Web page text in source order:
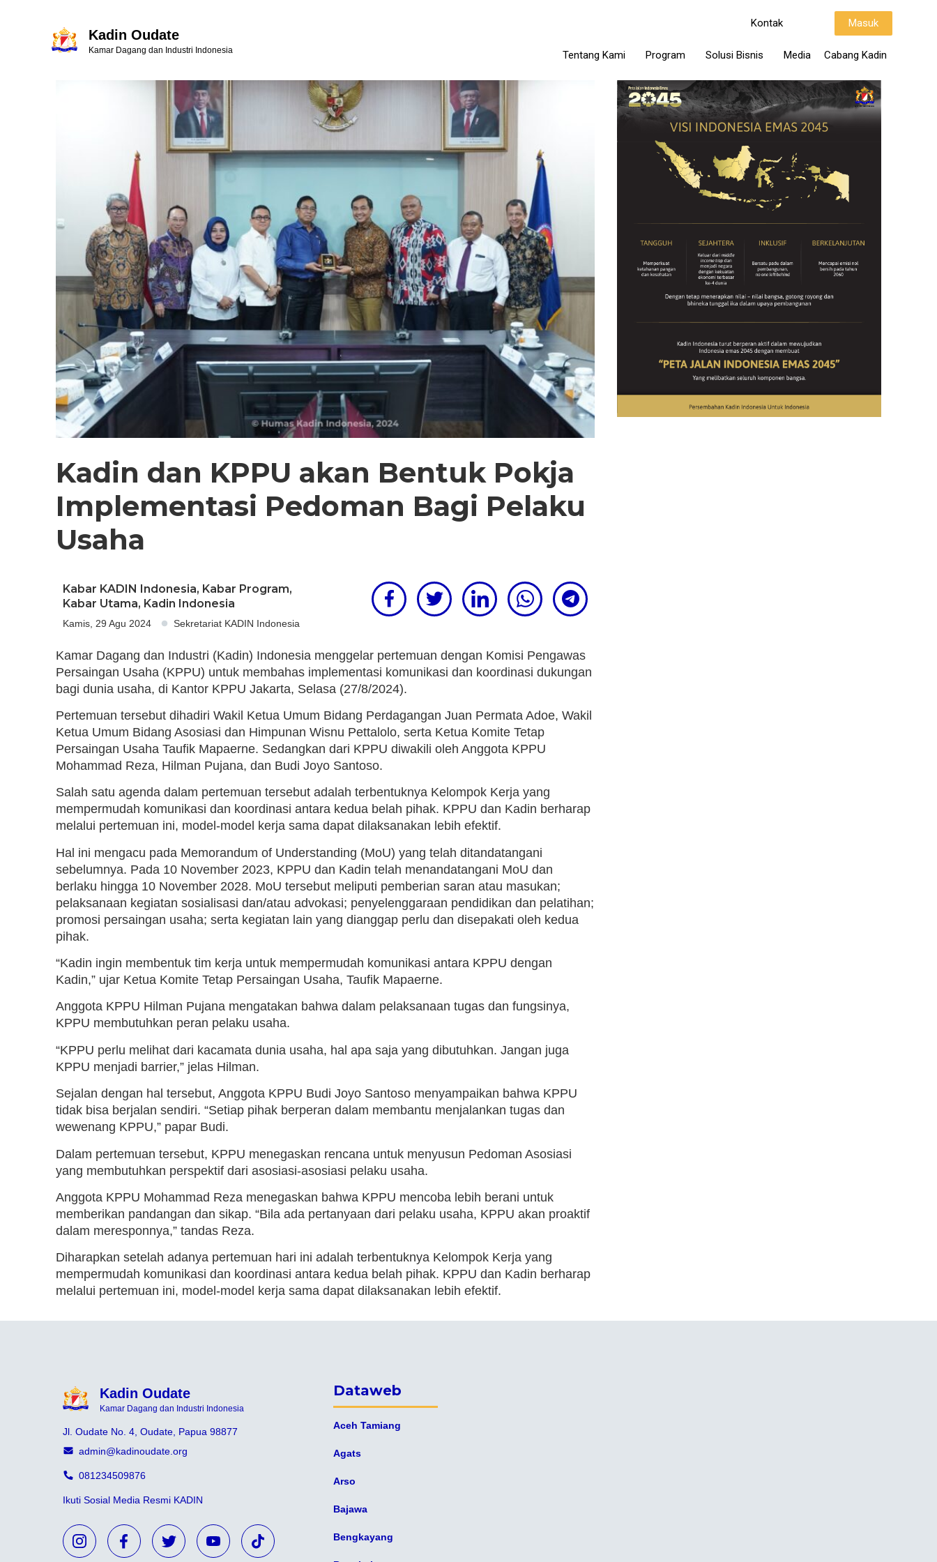
Kadin Oudate
Kamar Dagang dan Industri Indonesia
Kontak Masuk
Tentang Kami Program Solusi Bisnis Media Cabang Kadin
Kadin dan KPPU akan Bentuk Pokja
Implementasi Pedoman Bagi Pelaku
Usaha
Kabar KADIN Indonesia, Kabar Program,
Kabar Utama, Kadin Indonesia
Kamis, 29 Agu 2024 Sekretariat KADIN Indonesia
Kamar Dagang dan Industri (Kadin) Indonesia menggelar pertemuan dengan Komisi Pengawas
Persaingan Usaha (KPPU) untuk membahas implementasi komunikasi dan koordinasi dukungan
bagi dunia usaha, di Kantor KPPU Jakarta, Selasa (27/8/2024).
Pertemuan tersebut dihadiri Wakil Ketua Umum Bidang Perdagangan Juan Permata Adoe, Wakil
Ketua Umum Bidang Asosiasi dan Himpunan Wisnu Pettalolo, serta Ketua Komite Tetap
Persaingan Usaha Taufik Mapaerne. Sedangkan dari KPPU diwakili oleh Anggota KPPU
Mohammad Reza, Hilman Pujana, dan Budi Joyo Santoso.
Salah satu agenda dalam pertemuan tersebut adalah terbentuknya Kelompok Kerja yang
mempermudah komunikasi dan koordinasi antara kedua belah pihak. KPPU dan Kadin berharap
melalui pertemuan ini, model-model kerja sama dapat dilaksanakan lebih efektif.
Hal ini mengacu pada Memorandum of Understanding (MoU) yang telah ditandatangani
sebelumnya. Pada 10 November 2023, KPPU dan Kadin telah menandatangani MoU dan
berlaku hingga 10 November 2028. MoU tersebut meliputi pemberian saran atau masukan;
pelaksanaan kegiatan sosialisasi dan/atau advokasi; penyelenggaraan pendidikan dan pelatihan;
promosi persaingan usaha; serta kegiatan lain yang dianggap perlu dan disepakati oleh kedua
pihak.
“Kadin ingin membentuk tim kerja untuk mempermudah komunikasi antara KPPU dengan
Kadin,” ujar Ketua Komite Tetap Persaingan Usaha, Taufik Mapaerne.
Anggota KPPU Hilman Pujana mengatakan bahwa dalam pelaksanaan tugas dan fungsinya,
KPPU membutuhkan peran pelaku usaha.
“KPPU perlu melihat dari kacamata dunia usaha, hal apa saja yang dibutuhkan. Jangan juga
KPPU menjadi barrier,” jelas Hilman.
Sejalan dengan hal tersebut, Anggota KPPU Budi Joyo Santoso menyampaikan bahwa KPPU
tidak bisa berjalan sendiri. “Setiap pihak berperan dalam membantu menjalankan tugas dan
wewenang KPPU,” papar Budi.
Dalam pertemuan tersebut, KPPU menegaskan rencana untuk menyusun Pedoman Asosiasi
yang membutuhkan perspektif dari asosiasi-asosiasi pelaku usaha.
Anggota KPPU Mohammad Reza menegaskan bahwa KPPU mencoba lebih berani untuk
memberikan pandangan dan sikap. “Bila ada pertanyaan dari pelaku usaha, KPPU akan proaktif
dalam meresponnya,” tandas Reza.
Diharapkan setelah adanya pertemuan hari ini adalah terbentuknya Kelompok Kerja yang
mempermudah komunikasi dan koordinasi antara kedua belah pihak. KPPU dan Kadin berharap
melalui pertemuan ini, model-model kerja sama dapat dilaksanakan lebih efektif.
Kadin Oudate
Kamar Dagang dan Industri Indonesia
Jl. Oudate No. 4, Oudate, Papua 98877
admin@kadinoudate.org
081234509876
Ikuti Sosial Media Resmi KADIN
Dataweb
Aceh Tamiang
Agats
Arso
Bajawa
Bengkayang